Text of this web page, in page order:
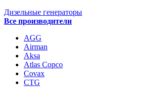
Дизельные генераторы
Все производители
AGG
Airman
Aksa
Atlas Copco
Covax
CTG